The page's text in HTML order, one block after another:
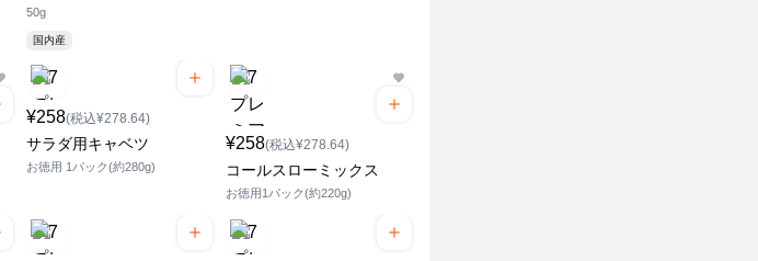
50g
国内産
¥258(税込¥278.64)
サラダ用キャベツ
お徳用 1パック(約280g)
¥258(税込¥278.64)
コールスローミックス
お徳用1パック(約220g)